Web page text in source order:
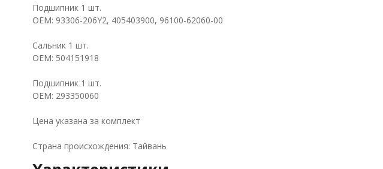
Подшипник 1 шт.
OEM: 93306-206Y2, 405403900, 96100-62060-00
Сальник 1 шт.
OEM: 504151918
Подшипник 1 шт.
OEM: 293350060
Цена указана за комплект
Страна происхождения: Тайвань